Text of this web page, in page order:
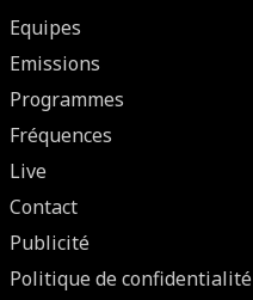
Equipes
Emissions
Programmes
Fréquences
Live
Contact
Publicité
Politique de confidentialité